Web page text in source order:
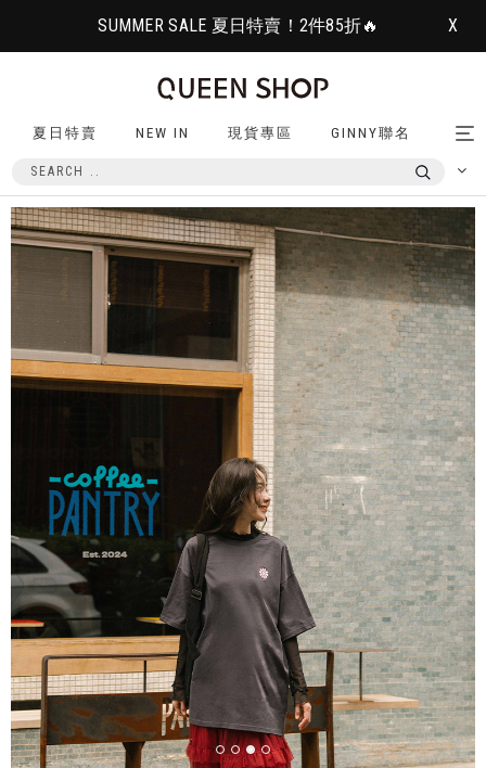
SUMMER SALE 夏日特賣！2件85折🔥 X
夏日特賣 NEW IN 現貨專區 GINNY聯名